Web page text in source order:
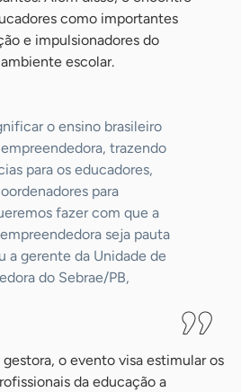
como importantes
e impulsionadores do
escolar.
o ensino brasileiro
trazendo
para os educadores,
para
fazer com que a
seja pauta
a gerente da Unidade de
do Sebrae/PB,
o evento visa estimular os
da educação a